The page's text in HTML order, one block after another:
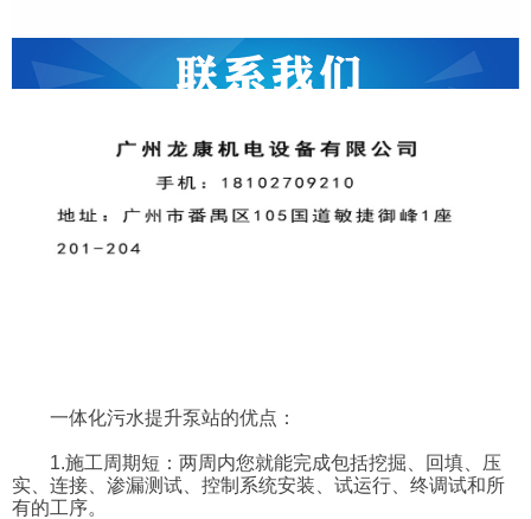
一体化污水提升泵站的优点：
1.施工周期短：两周内您就能完成包括挖掘、回填、压
实、连接、渗漏测试、控制系统安装、试运行、终调试和所
有的工序。